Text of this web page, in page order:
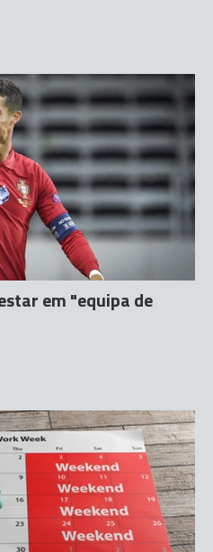
em "equipa de